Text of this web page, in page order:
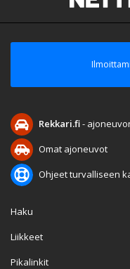
Rekkari.fi-
Omat ajoneuvot
Ohjeet turvalliseen
Haku
Liikkeet
Pikalinkit